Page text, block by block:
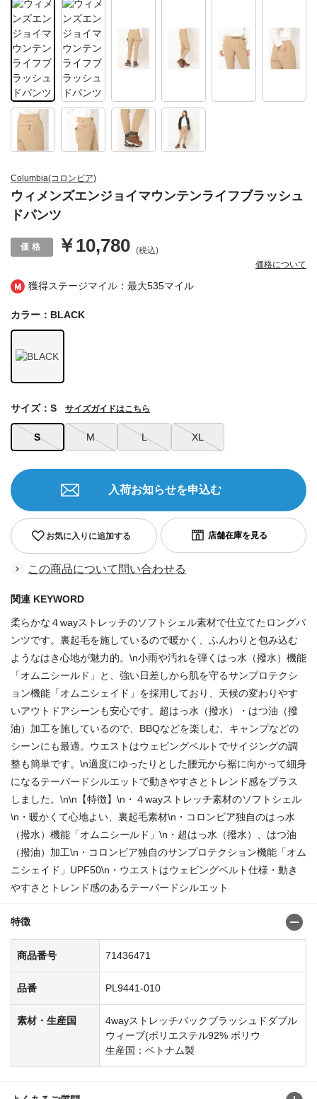
獲得ステージマイル：最大535マイル
Columbia(コロンビア)
ウィメンズエンジョイマウンテンライフブラッシュ
ドパンツ
￥10,780 (税込)
価格について
カラー：BLACK
S M L XL
サイズ：S サイズガイドはこちら
お気に入りに追加する
入荷お知らせを申込む
この商品について問い合わせる
関連 KEYWORD
柔らかな４wayストレッチのソフトシェル素材で仕立てたロングパ
ンツです。裏起毛を施しているので暖かく、ふんわりと包み込む
ようなはき心地が魅力的。\n小雨や汚れを弾くはっ水（撥水）機能
「オムニシールド」と、強い日差しから肌を守るサンプロテクシ
ョン機能「オムニシェイド」を採用しており、天候の変わりやす
いアウトドアシーンも安心です。超はっ水（撥水）・はつ油（撥
油）加工を施しているので、BBQなどを楽しむ、キャンプなどの
シーンにも最適。ウエストはウェビングベルトでサイジングの調
整も簡単です。\n適度にゆったりとした腰元から裾に向かって細身
になるテーパードシルエットで動きやすさとトレンド感をプラス
しました。\n\n【特徴】\n・４wayストレッチ素材のソフトシェル
\n・暖かくて心地よい、裏起毛素材\n・コロンビア独自のはっ水
（撥水）機能「オムニシールド」\n・超はっ水（撥水）、はつ油
（撥油）加工\n・コロンビア独自のサンプロテクション機能「オム
ニシェイド」UPF50\n・ウエストはウェビングベルト仕様・動き
やすさとトレンド感のあるテーパードシルエット
特徴
商品番号 71436471
品番 PL9441-010
素材・生産国
4wayストレッチバックブラッシュドダブル
ウィーブ(ポリエステル92% ポリウ
生産国：ベトナム製